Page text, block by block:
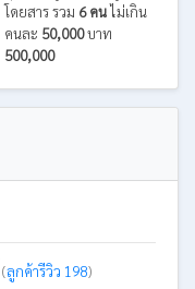
โดยสาร รวม 6 คนไม่เกิน
คนละ 50,000บาท
500,000
(ลูกค้ารีวิว 198)